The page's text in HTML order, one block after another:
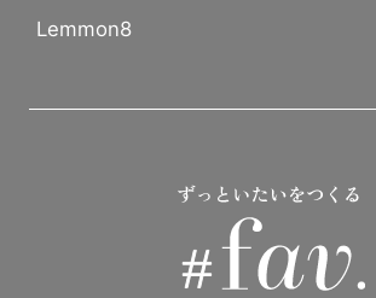
Lemmon8